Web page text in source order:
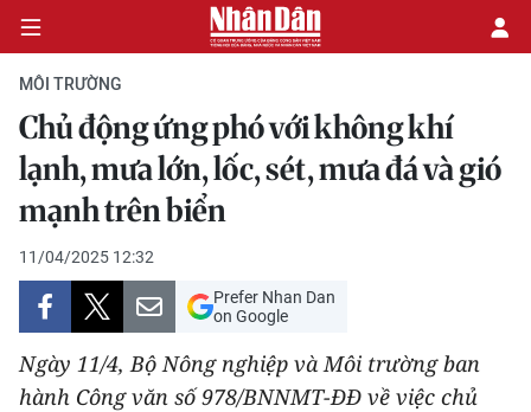
CHÍNH TRỊ
KINH TẾ
VĂN HÓA
XÃ HỘI
PHÁP LUẬT
MÔI TRƯỜNG
Chủ động ứng phó với không khí
lạnh, mưa lớn, lốc, sét, mưa đá và gió
mạnh trên biển
11/04/2025 12:32
Prefer Nhan Dan
on Google
Ngày 11/4, Bộ Nông nghiệp và Môi trường ban
hành Công văn số 978/BNNMT-ĐĐ về việc chủ